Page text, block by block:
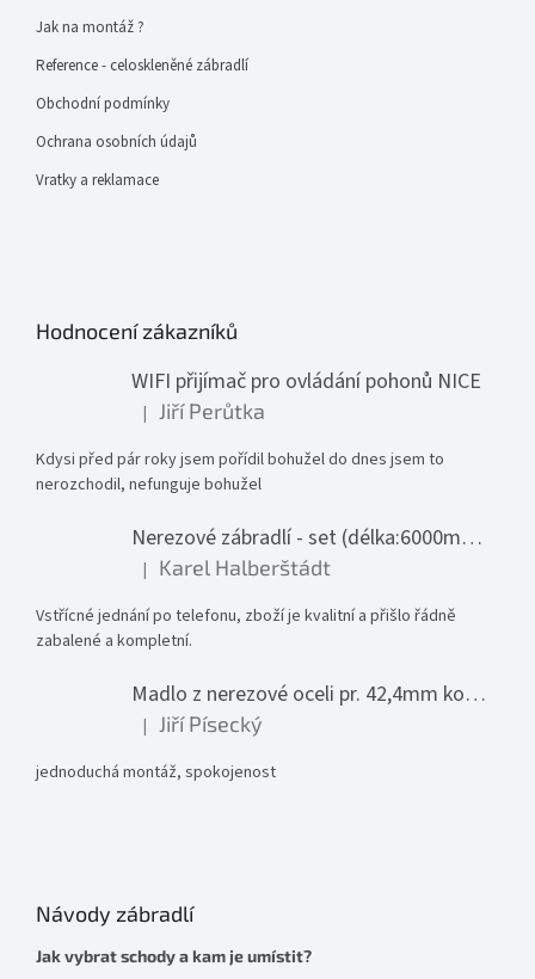
Jak na montáž ?
Reference - celoskleněné zábradlí
Obchodní podmínky
Ochrana osobních údajů
Vratky a reklamace
Hodnocení zákazníků
WIFI přijímač pro ovládání pohonů NICE
Hodnocení produktu je 1 z 5 hvězdiček.
| Jiří Perůtka
Kdysi před pár roky jsem pořídil bohužel do dnes jsem to
nerozchodil, nefunguje bohužel
Nerezové zábradlí - set (délka:6000mm x výška:1000mm)
Hodnocení produktu je 5 z 5 hvězdiček.
| Karel Halberštádt
Vstřícné jednání po telefonu, zboží je kvalitní a přišlo řádně
zabalené a kompletní.
Madlo z nerezové oceli pr. 42,4mm komplet - model 0116 - 3000mm
Hodnocení produktu je 5 z 5 hvězdiček.
| Jiří Písecký
jednoduchá montáž, spokojenost
Návody zábradlí
Jak vybrat schody a kam je umístit?